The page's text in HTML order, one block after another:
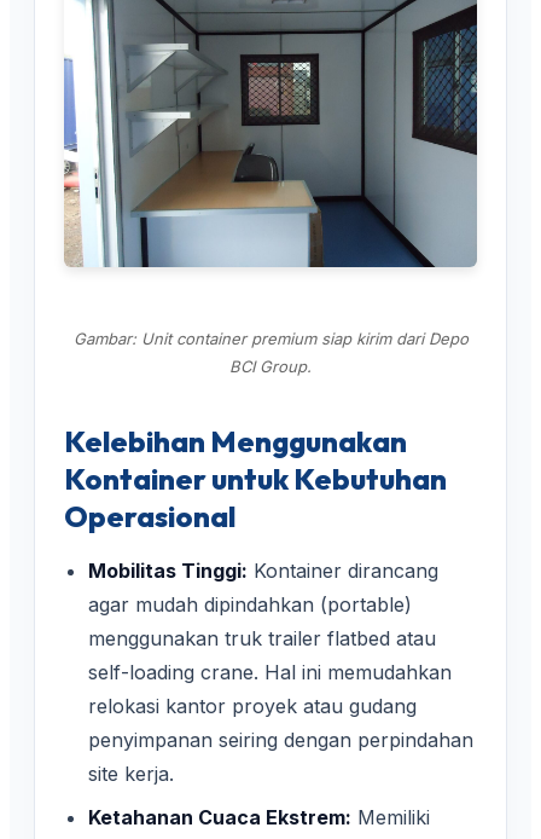
Gambar: Unit container premium siap kirim dari Depo
BCI Group.
Kelebihan Menggunakan
Kontainer untuk Kebutuhan
Operasional
Mobilitas Tinggi: Kontainer dirancang
agar mudah dipindahkan (portable)
menggunakan truk trailer flatbed atau
self-loading crane. Hal ini memudahkan
relokasi kantor proyek atau gudang
penyimpanan seiring dengan perpindahan
site kerja.
Ketahanan Cuaca Ekstrem: Memiliki